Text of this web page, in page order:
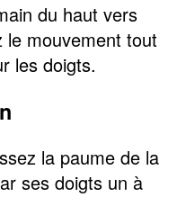
du haut vers
le mouvement tout
les doigts.
la paume de la
ses doigts un à